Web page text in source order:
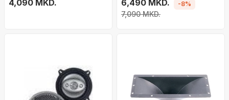
230W, црн
4,090 MKD.
16.5cm, HiFi, 2-way
6,490 MKD.
7,090 MKD.
-8%